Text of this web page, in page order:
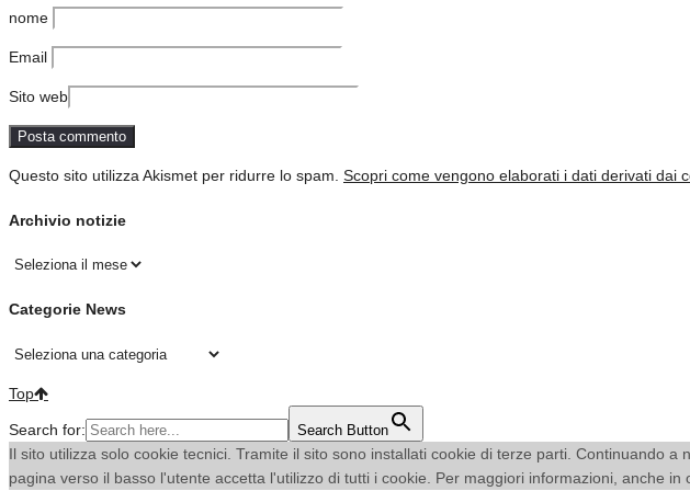
nome
Email
Sito web
Questo sito utilizza Akismet per ridurre lo spam. Scopri come vengono elaborati i dati derivati dai
Archivio notizie
Archivio
Categorie News
Categorie
Top
Search for: Search Button
Il sito utilizza solo cookie tecnici. Tramite il sito sono installati cookie di terze parti. Continuando
pagina verso il basso l'utente accetta l'utilizzo di tutti i cookie. Per maggiori informazioni, anche